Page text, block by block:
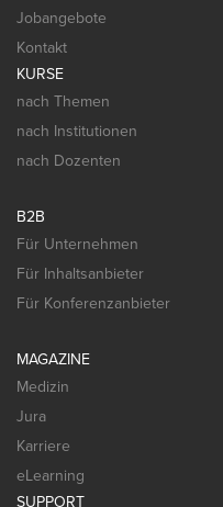
Jobangebote
Kontakt
KURSE
nach Themen
nach Institutionen
nach Dozenten
B2B
Für Unternehmen
Für Inhaltsanbieter
Für Konferenzanbieter
MAGAZINE
Medizin
Jura
Karriere
eLearning
SUPPORT